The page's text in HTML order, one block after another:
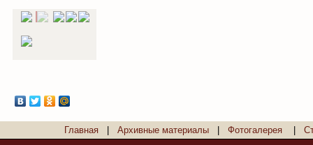
Главная Архивные материалы Фотогалерея